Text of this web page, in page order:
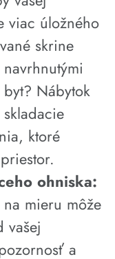
viac úložného
skrine
Nábytok
ktoré
ohniska:
mieru môže
vašej
a